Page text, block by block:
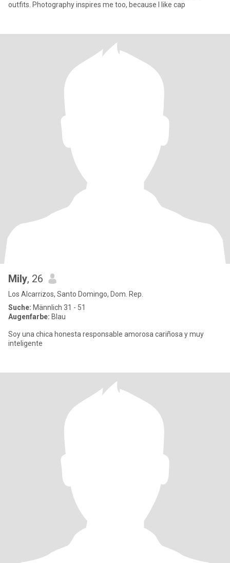
outfits. Photography inspires me too, because I like cap
Mily, 26
Los Alcarrizos, Santo Domingo, Dom. Rep.
Suche: Männlich 31 - 51
Augenfarbe: Blau
Soy una chica honesta responsable amorosa cariñosa y muy
inteligente